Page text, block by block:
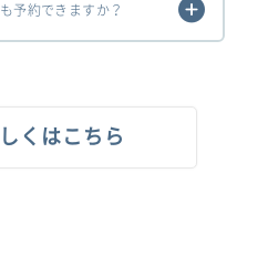
予約できますか？
くはこちら